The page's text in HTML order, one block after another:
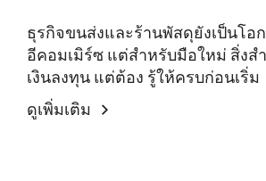
ธุรกิจขนส่งและร้านพัสดุยังเป็นโอ
อีคอมเมิร์ซ แต่สำหรับมือใหม่ สิ่ง
เงินลงทุน แต่ต้อง รู้ให้ครบก่อนเริ่ม
ดูเพิ่มเติม